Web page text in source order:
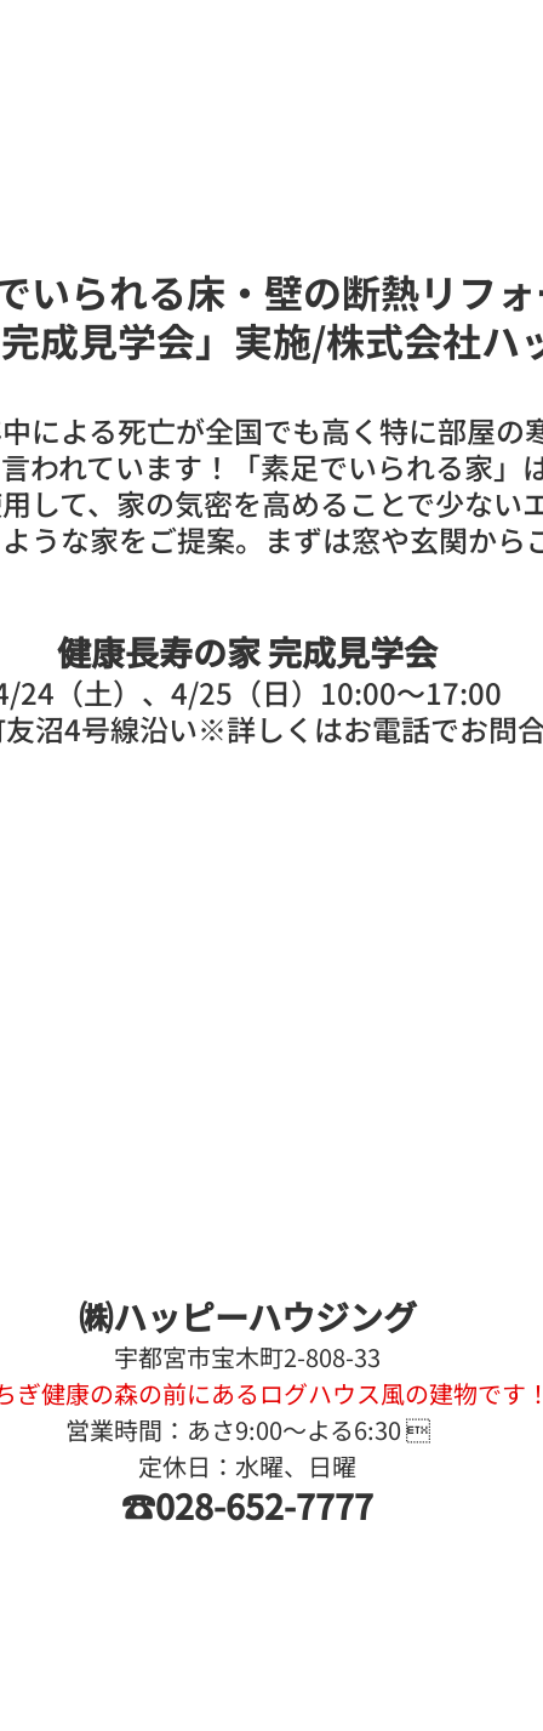
いられる床・壁の断熱リフ
成見学会」実施/株式会社ハ
よる死亡が全国でも高く特に部屋の
われています！「素足でいられる家」
して、家の気密を高めることで少ない
うな家をご提案。まずは窓や玄関から
健康長寿の家 完成見学会
24（土）、4/25（日）10:00〜17:00
沼4号線沿い※詳しくはお電話でお問
㈱ハッピーハウジング
宇都宮市宝木町2-808-33
健康の森の前にあるログハウス風の建物です！
営業時間：あさ9:00〜よる6:30 
定休日：水曜、日曜
☎028-652-7777